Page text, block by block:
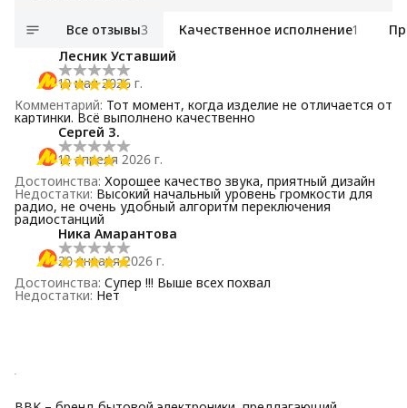
Все отзывы3 Качественное исполнение1
Лесник Уставший
10 мая 2026 г.
Комментарий: Тот момент, когда изделие не отличается от
картинки. Всё выполнено качественно
Сергей З.
12 апреля 2026 г.
Достоинства: Хорошее качество звука, приятный дизайн
Недостатки: Высокий начальный уровень громкости для
радио, не очень удобный алгоритм переключения
радиостанций
Ника Амарантова
20 января 2026 г.
Достоинства: Супер !!! Выше всех похвал
Недостатки: Нет